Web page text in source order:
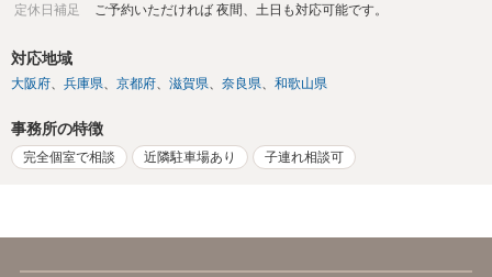
定休日補足
ご予約いただければ 夜間、土日も対応可能です。
対応地域
大阪府 兵庫県 京都府 滋賀県 奈良県 和歌山県
事務所の特徴
完全個室で相談 近隣駐車場あり 子連れ相談可